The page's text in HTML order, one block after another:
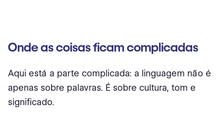
Onde as coisas ficam complicadas
Aqui está a parte complicada: a linguagem não é
apenas sobre palavras. É sobre cultura, tom e
significado.